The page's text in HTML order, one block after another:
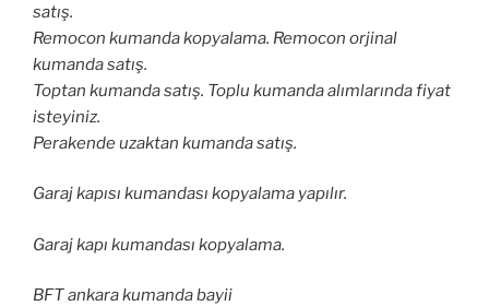
satış.
Remocon kumanda kopyalama. Remocon orjinal
kumanda satış.
Toptan kumanda satış. Toplu kumanda alımlarında fiyat
isteyiniz.
Perakende uzaktan kumanda satış.
Garaj kapısı kumandası kopyalama yapılır.
Garaj kapı kumandası kopyalama.
BFT ankara kumanda bayii